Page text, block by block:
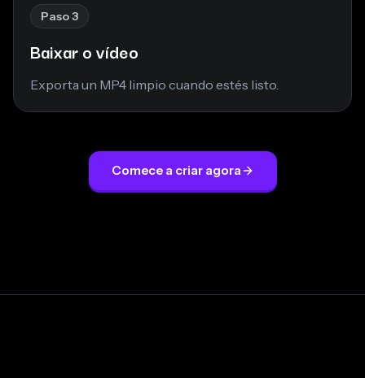
Paso 3
Baixar o vídeo
Exporta un MP4 limpio cuando estés listo.
Comece a criar agora